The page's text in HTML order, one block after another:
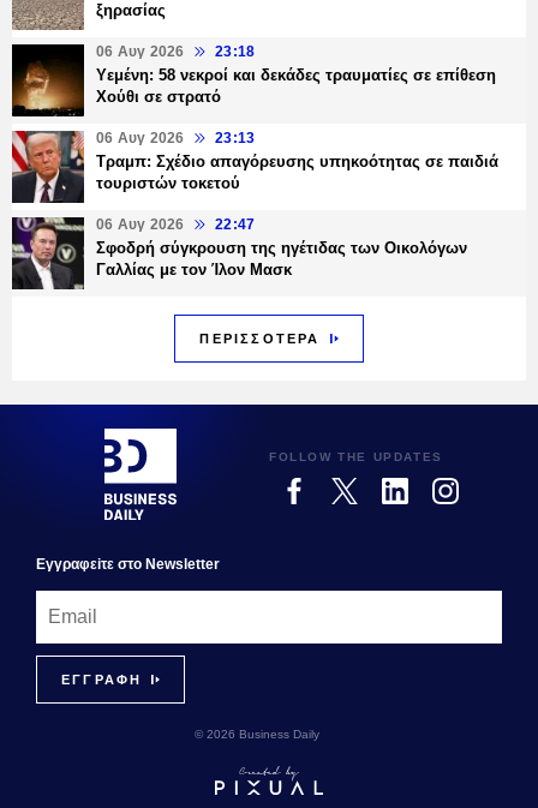
ξηρασίας
06 Αυγ 2026 23:18
Υεμένη: 58 νεκροί και δεκάδες τραυματίες σε επίθεση
Χούθι σε στρατό
06 Αυγ 2026 23:13
Τραμπ: Σχέδιο απαγόρευσης υπηκοότητας σε παιδιά
τουριστών τοκετού
06 Αυγ 2026 22:47
Σφοδρή σύγκρουση της ηγέτιδας των Οικολόγων
Γαλλίας με τον Ίλον Μασκ
ΠΕΡΙΣΣΟΤΕΡΑ
FOLLOW THE UPDATES
Εγγραφεiτε στο Newsletter
© 2026 Business Daily